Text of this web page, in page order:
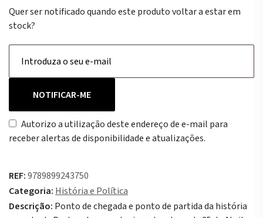
Quer ser notificado quando este produto voltar a estar em
stock?
NOTIFICAR-ME
Autorizo a utilização deste endereço de e-mail para
receber alertas de disponibilidade e atualizações.
REF:9789899243750
Categoria: História e Política
Descrição: Ponto de chegada e ponto de partida da história